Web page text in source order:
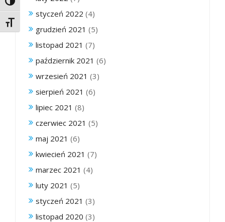
Toggle High Contrast
Toggle Font size
styczeń 2022 (4)
grudzień 2021 (5)
listopad 2021 (7)
październik 2021 (6)
wrzesień 2021 (3)
sierpień 2021 (6)
lipiec 2021 (8)
czerwiec 2021 (5)
maj 2021 (6)
kwiecień 2021 (7)
marzec 2021 (4)
luty 2021 (5)
styczeń 2021 (3)
listopad 2020 (3)